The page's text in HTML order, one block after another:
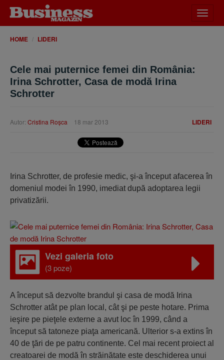
meniu
HOME LIDERI
Cele mai puternice femei din România:
Irina Schrotter, Casa de modă Irina
Schrotter
LIDERI
Autor: Cristina Roşca 18 mar 2013
Irina Schrotter, de profesie medic, şi-a început afacerea în
domeniul modei în 1990, imediat după adoptarea legii
privatizării.
Vezi galeria foto
(3 poze)
A început să dezvolte brandul şi casa de modă Irina
Schrotter atât pe plan local, cât şi pe peste hotare. Prima
ieşire pe pieţele externe a avut loc în 1999, când a
început să tatoneze piaţa americană. Ulterior s-a extins în
40 de ţări de pe patru continente. Cel mai recent proiect al
creatoarei de modă în străinătate este deschiderea unui